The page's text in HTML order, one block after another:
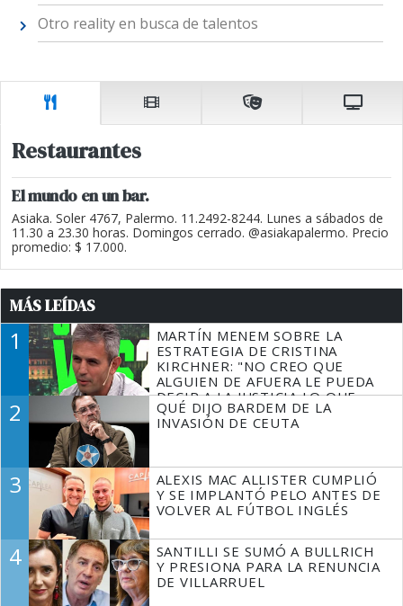
Otro reality en busca de talentos
Restaurantes
El mundo en un bar.
Asiaka. Soler 4767, Palermo. 11.2492-8244. Lunes a sábados de
11.30 a 23.30 horas. Domingos cerrado. @asiakapalermo. Precio
promedio: $ 17.000.
MÁS LEÍDAS
1
MARTÍN MENEM SOBRE LA
ESTRATEGIA DE CRISTINA
KIRCHNER: "NO CREO QUE
ALGUIEN DE AFUERA LE PUEDA
DECIR A LA JUSTICIA LO QUE
TIENE QUE HACER"
2
QUÉ DIJO BARDEM DE LA
INVASIÓN DE CEUTA
3
ALEXIS MAC ALLISTER CUMPLIÓ
Y SE IMPLANTÓ PELO ANTES DE
VOLVER AL FÚTBOL INGLÉS
4
SANTILLI SE SUMÓ A BULLRICH
Y PRESIONA PARA LA RENUNCIA
DE VILLARRUEL